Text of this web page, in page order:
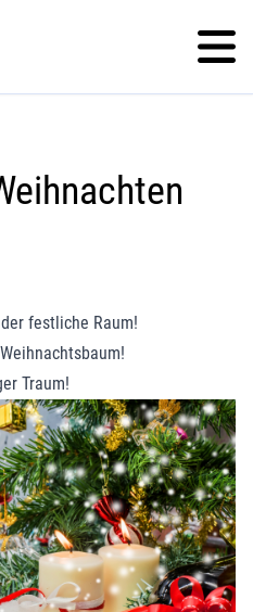
festliche Raum!
Traum!